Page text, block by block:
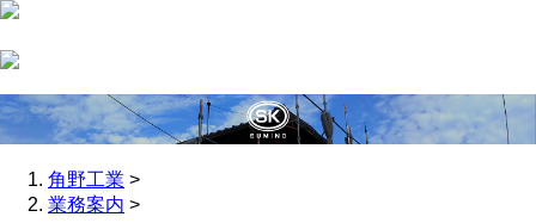
角野工業 >
業務案内 >